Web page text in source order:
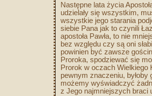
Następne lata życia
udzielały się wszystkim,
wszystkie jego starania
siebie Pana jak to czynili
apostoła Pawła, to nie
bez względu czy są oni
powinien być zawsze
Proroka, spodziewać się
Prorok w oczach
pewnym znaczeniu,
możemy wyświadczyć
z Jego najmniejszych braci